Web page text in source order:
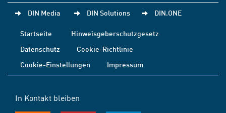
DIN Media DIN Solutions DIN.ONE
Startseite
Hinweisgeberschutzgesetz
Datenschutz
Cookie-Richtlinie
Cookie-Einstellungen
Impressum
In Kontakt bleiben